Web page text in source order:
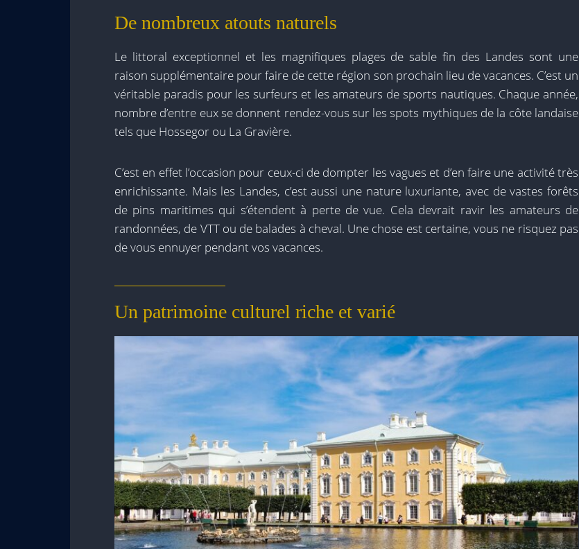
De nombreux atouts naturels
Le littoral exceptionnel et les magnifiques plages de sable fin des Landes sont une
raison supplémentaire pour faire de cette région son prochain lieu de vacances. C’est un
véritable paradis pour les surfeurs et les amateurs de sports nautiques. Chaque année,
nombre d’entre eux se donnent rendez-vous sur les spots mythiques de la côte landaise
tels que Hossegor ou La Gravière.
C’est en effet l’occasion pour ceux-ci de dompter les vagues et d’en faire une activité très
enrichissante. Mais les Landes, c’est aussi une nature luxuriante, avec de vastes forêts
de pins maritimes qui s’étendent à perte de vue. Cela devrait ravir les amateurs de
randonnées, de VTT ou de balades à cheval. Une chose est certaine, vous ne risquez pas
de vous ennuyer pendant vos vacances.
Un patrimoine culturel riche et varié